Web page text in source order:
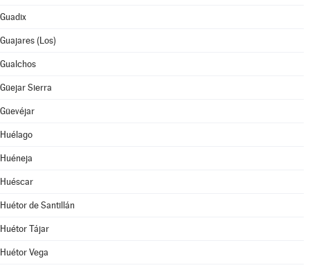
Guadix
Guajares (Los)
Gualchos
Güejar Sierra
Güevéjar
Huélago
Huéneja
Huéscar
Huétor de Santillán
Huétor Tájar
Huétor Vega